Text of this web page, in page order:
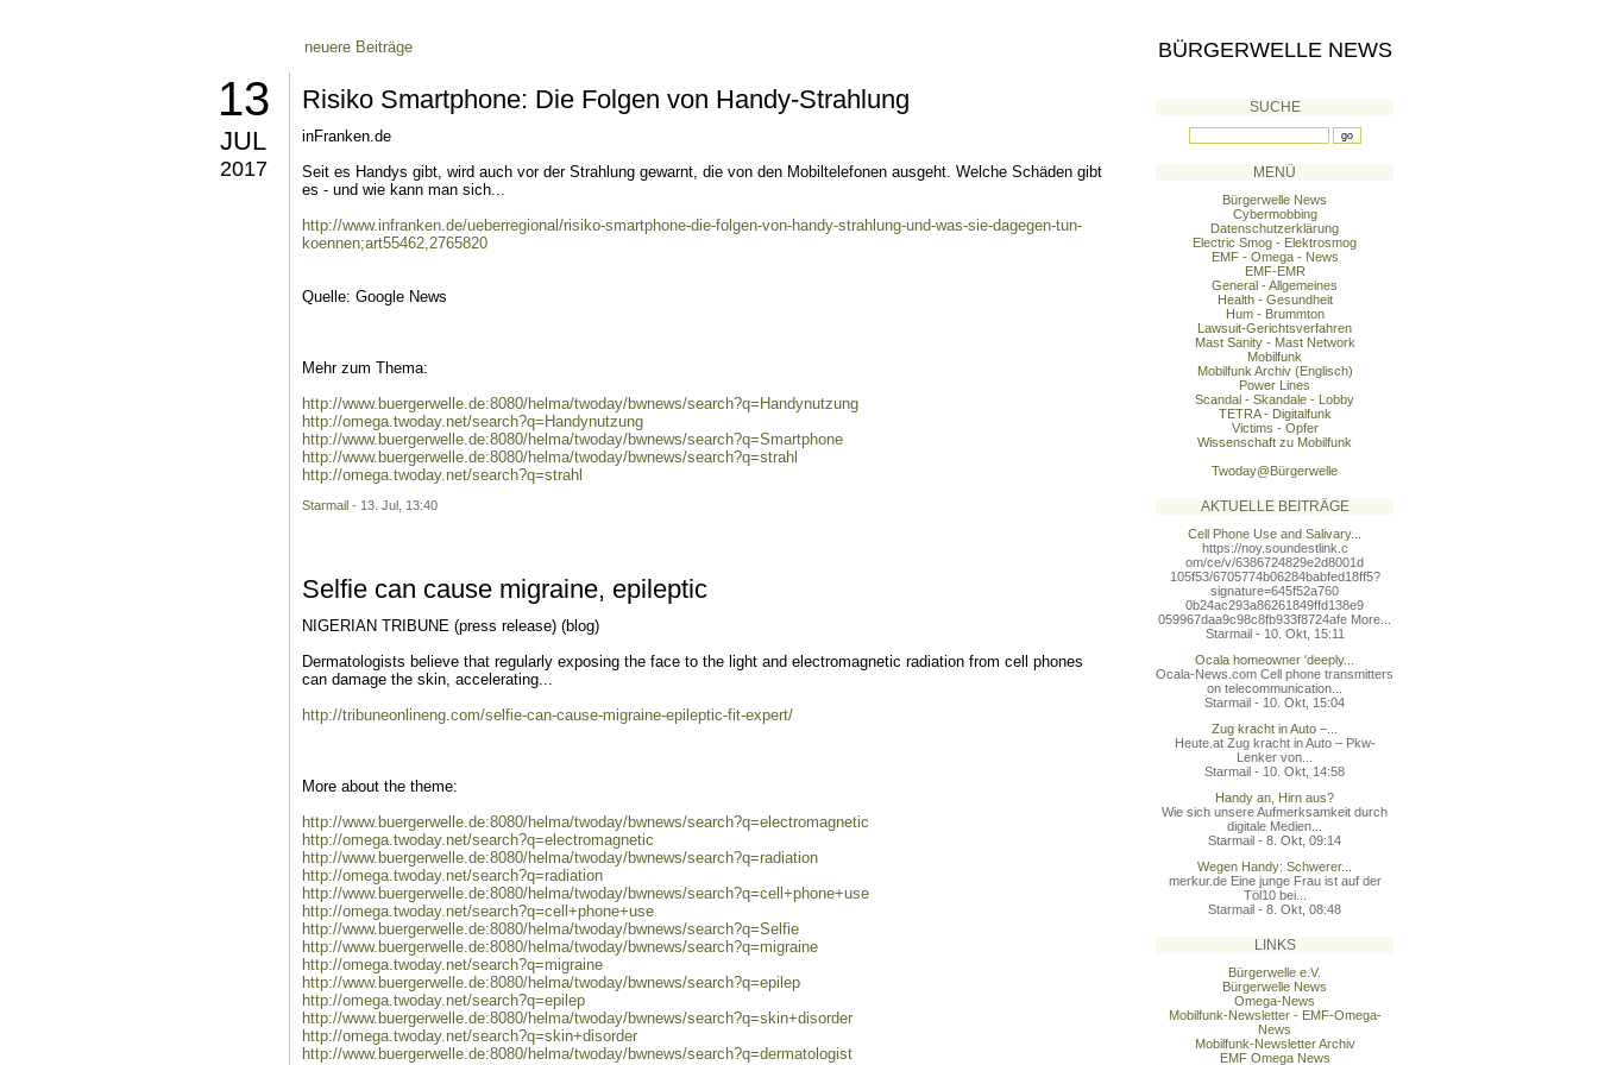
neuere Beiträge
13
JUL
2017
Risiko Smartphone: Die Folgen von Handy-Strahlung
inFranken.de
Seit es Handys gibt, wird auch vor der Strahlung gewarnt, die von den Mobiltelefonen ausgeht. Welche Schäden gibt
es - und wie kann man sich...
http://www.infranken.de/ueberregional/risiko-smartphone-die-folgen-von-handy-strahlung-und-was-sie-dagegen-tun-
koennen;art55462,2765820
Quelle: Google News
Mehr zum Thema:
http://www.buergerwelle.de:8080/helma/twoday/bwnews/search?q=Handynutzung
http://omega.twoday.net/search?q=Handynutzung
http://www.buergerwelle.de:8080/helma/twoday/bwnews/search?q=Smartphone
http://www.buergerwelle.de:8080/helma/twoday/bwnews/search?q=strahl
http://omega.twoday.net/search?q=strahl
Starmail - 13. Jul, 13:40
Selfie can cause migraine, epileptic
NIGERIAN TRIBUNE (press release) (blog)
Dermatologists believe that regularly exposing the face to the light and electromagnetic radiation from cell phones
can damage the skin, accelerating...
http://tribuneonlineng.com/selfie-can-cause-migraine-epileptic-fit-expert/
More about the theme:
http://www.buergerwelle.de:8080/helma/twoday/bwnews/search?q=electromagnetic
http://omega.twoday.net/search?q=electromagnetic
http://www.buergerwelle.de:8080/helma/twoday/bwnews/search?q=radiation
http://omega.twoday.net/search?q=radiation
http://www.buergerwelle.de:8080/helma/twoday/bwnews/search?q=cell+phone+use
http://omega.twoday.net/search?q=cell+phone+use
http://www.buergerwelle.de:8080/helma/twoday/bwnews/search?q=Selfie
http://www.buergerwelle.de:8080/helma/twoday/bwnews/search?q=migraine
http://omega.twoday.net/search?q=migraine
http://www.buergerwelle.de:8080/helma/twoday/bwnews/search?q=epilep
http://omega.twoday.net/search?q=epilep
http://www.buergerwelle.de:8080/helma/twoday/bwnews/search?q=skin+disorder
http://omega.twoday.net/search?q=skin+disorder
http://www.buergerwelle.de:8080/helma/twoday/bwnews/search?q=dermatologist
BÜRGERWELLE NEWS
SUCHE
MENÜ
Bürgerwelle News
Cybermobbing
Datenschutzerklärung
Electric Smog - Elektrosmog
EMF - Omega - News
EMF-EMR
General - Allgemeines
Health - Gesundheit
Hum - Brummton
Lawsuit-Gerichtsverfahren
Mast Sanity - Mast Network
Mobilfunk
Mobilfunk Archiv (Englisch)
Power Lines
Scandal - Skandale - Lobby
TETRA - Digitalfunk
Victims - Opfer
Wissenschaft zu Mobilfunk
Twoday@Bürgerwelle
AKTUELLE BEITRÄGE
Cell Phone Use and Salivary...
https://noy.soundestlink.c
om/ce/v/6386724829e2d8001d
105f53/6705774b06284babfed18ff5?
signature=645f52a760
0b24ac293a86261849ffd138e9
059967daa9c98c8fb933f8724afe More...
Starmail - 10. Okt, 15:11
Ocala homeowner 'deeply...
Ocala-News.com Cell phone transmitters
on telecommunication...
Starmail - 10. Okt, 15:04
Zug kracht in Auto –...
Heute.at Zug kracht in Auto – Pkw-
Lenker von...
Starmail - 10. Okt, 14:58
Handy an, Hirn aus?
Wie sich unsere Aufmerksamkeit durch
digitale Medien...
Starmail - 8. Okt, 09:14
Wegen Handy: Schwerer...
merkur.de Eine junge Frau ist auf der
Töl10 bei...
Starmail - 8. Okt, 08:48
LINKS
Bürgerwelle e.V.
Bürgerwelle News
Omega-News
Mobilfunk-Newsletter - EMF-Omega-
News
Mobilfunk-Newsletter Archiv
EMF Omega News